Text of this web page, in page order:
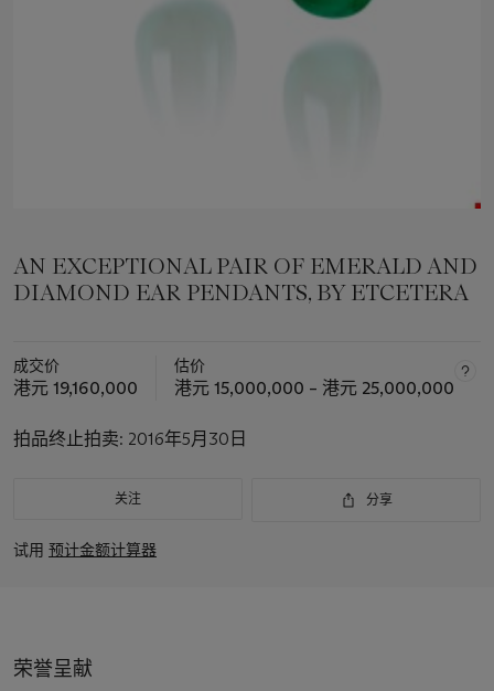
AN EXCEPTIONAL PAIR OF EMERALD AND
DIAMOND EAR PENDANTS, BY ETCETERA
成交价
港元 19,160,000
估价
港元 15,000,000 – 港元 25,000,000
拍品终止拍卖: 2016年5月30日
关注 分享
试用 预计金额计算器
荣誉呈献